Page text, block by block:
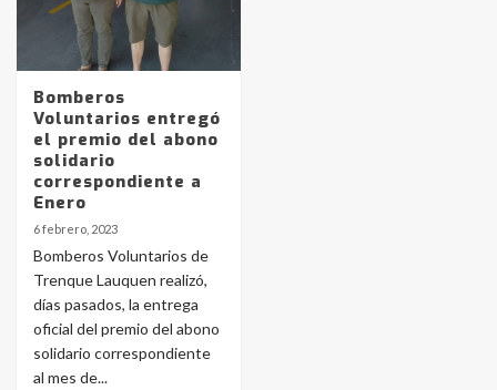
Bomberos
Voluntarios entregó
el premio del abono
solidario
correspondiente a
Enero
6 febrero, 2023
Bomberos Voluntarios de
Trenque Lauquen realizó,
días pasados, la entrega
oficial del premio del abono
solidario correspondiente
al mes de...
en la mañana del lunes
4
joven de Trenque Lauquen
5
6
La Bolsa de Cereales de Bahía
Blanca anticipa que Agosto vendrá
con lluvias y heladas, en gran parte